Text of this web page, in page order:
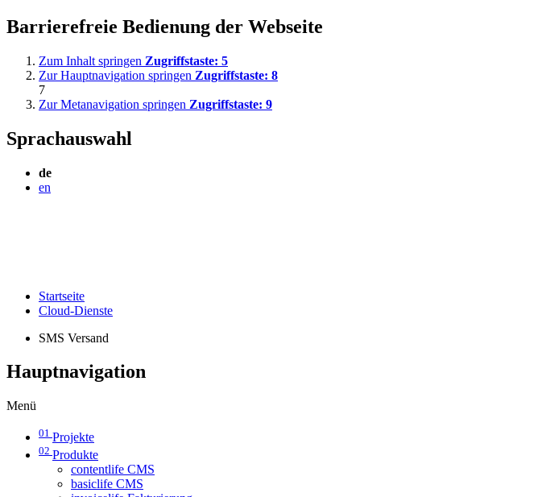
Barrierefreie Bedienung der Webseite
Zum Inhalt springen Zugriffstaste: 5
Zur Hauptnavigation springen Zugriffstaste: 8
7
Zur Metanavigation springen Zugriffstaste: 9
Sprachauswahl
de
en
Startseite
Cloud-Dienste
SMS Versand
Hauptnavigation
Menü
01 Projekte
02 Produkte
contentlife CMS
basiclife CMS